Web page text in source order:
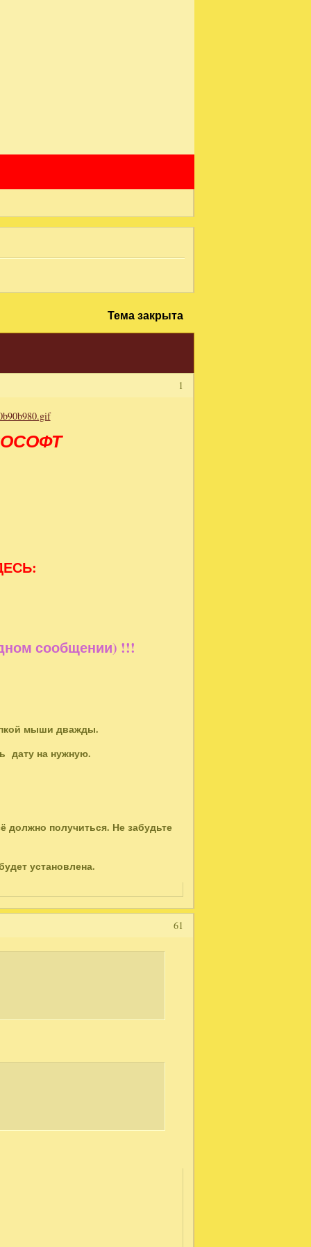
Тема закрыта
1
сообщении) !!!
мыши дважды.
дату на нужную.
должно получиться. Не забудьте
установлена.
61